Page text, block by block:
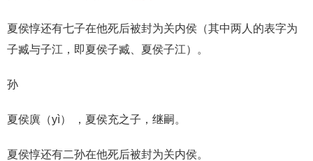
夏侯惇还有七子在他死后被封为关内侯（其中两人的表字为
子臧与子江，即夏侯子臧、夏侯子江）。
孙
夏侯廙（yì） ，夏侯充之子，继嗣。
夏侯惇还有二孙在他死后被封为关内侯。